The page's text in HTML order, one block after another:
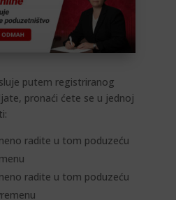
putem registriranog
pronaći ćete se u jednoj
radite u tom poduzeću
radite u tom poduzeću